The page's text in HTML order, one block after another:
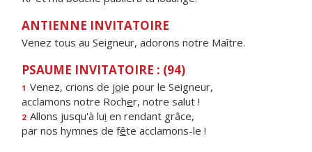
ANTIENNE INVITATOIRE
Venez tous au Seigneur, adorons notre Maître.
PSAUME INVITATOIRE : (94)
1 Venez, crions de joie pour le Seigneur,
acclamons notre Rocher, notre salut !
2 Allons jusqu'à lui en rendant grâce,
par nos hymnes de fête acclamons-le !